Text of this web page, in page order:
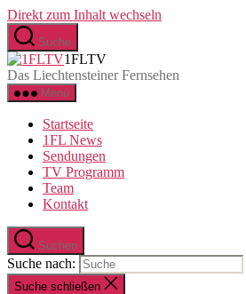
Direkt zum Inhalt wechseln
Suche
1FLTV
Das Liechtensteiner Fernsehen
Menü
Startseite
1FL News
Sendungen
TV Programm
Team
Kontakt
Suchen
Suche nach:
Suche schließen